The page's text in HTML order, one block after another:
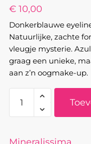
€10,00
Donkerblauwe
Natuurlijke, zachte
vleugje mysterie.
graag een unieke,
aan z’n oogmake-up.
Mineralissima
Azul